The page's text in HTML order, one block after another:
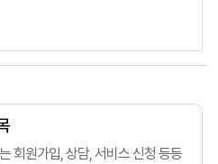
회원가입, 상담, 서비스 신청 등등